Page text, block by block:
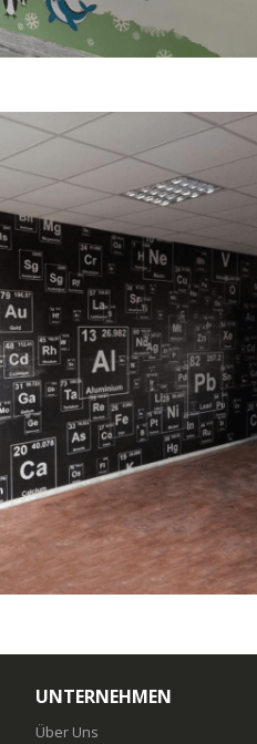
UNTERNEHMEN
Über Uns